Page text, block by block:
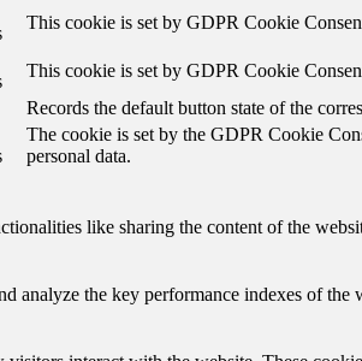
This cookie is set by GDPR Cookie
This cookie is set by GDPR Cookie
Records the default button state of the
The cookie is set by the GDPR Cookie
personal data.
like sharing the content of the
analyze the key performance indexes of